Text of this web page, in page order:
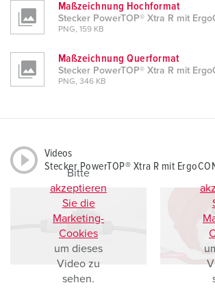
Maßzeichnung Hochformat
Stecker PowerTOP® Xtra R mit
PNG, 159 KB
Maßzeichnung Querformat
Stecker PowerTOP® Xtra R mit
PNG, 346 KB
Videos
Stecker PowerTOP® Xtra R mit
Bitte
akzeptieren
Sie die
Marketing-
Cookies
um dieses
Video zu
sehen.